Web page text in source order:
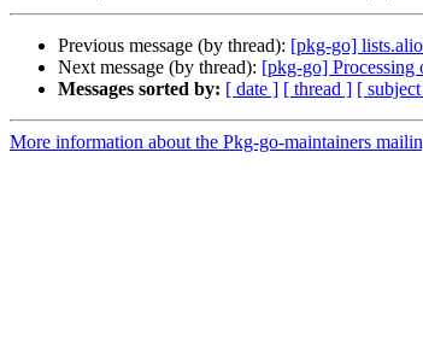
Previous message (by thread): [pkg-go]
Next message (by thread): [pkg-go] Processing
Messages sorted by: [ date ] [ thread ] [
More information about the Pkg-go-maintainers